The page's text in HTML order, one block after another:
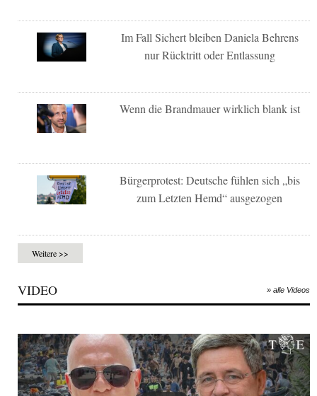
Im Fall Sichert bleiben Daniela Behrens
nur Rücktritt oder Entlassung
Wenn die Brandmauer wirklich blank ist
Bürgerprotest: Deutsche fühlen sich „bis
zum Letzten Hemd“ ausgezogen
Weitere >>
VIDEO » alle Videos